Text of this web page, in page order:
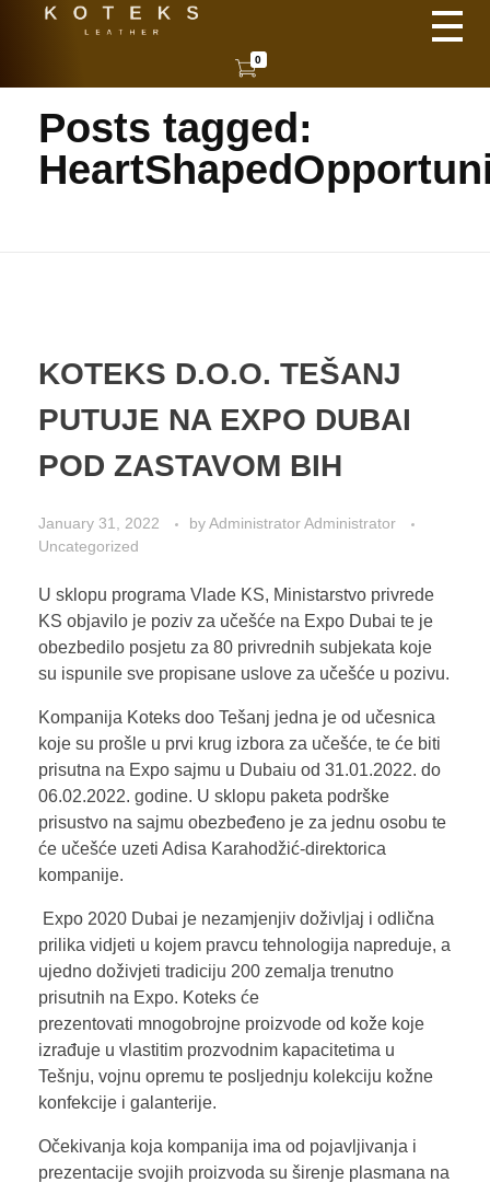
0
HeartShapedOpportunity
Posts tagged:
KOTEKS D.O.O. TEŠANJ
PUTUJE NA EXPO DUBAI
POD ZASTAVOM BIH
January 31, 2022 byAdministrator Administrator
Uncategorized
U sklopu programa Vlade KS, Ministarstvo privrede
KS objavilo je poziv za učešće na Expo Dubai te je
obezbedilo posjetu za 80 privrednih subjekata koje
su ispunile sve propisane uslove za učešće u pozivu.
Kompanija Koteks doo Tešanj jedna je od učesnica
koje su prošle u prvi krug izbora za učešće, te će biti
prisutna na Expo sajmu u Dubaiu od 31.01.2022. do
06.02.2022. godine. U sklopu paketa podrške
prisustvo na sajmu obezbeđeno je za jednu osobu te
će učešće uzeti Adisa Karahodžić-direktorica
kompanije.
Expo 2020 Dubai je nezamjenjiv doživljaj i odlična
prilika vidjeti u kojem pravcu tehnologija napreduje, a
ujedno doživjeti tradiciju 200 zemalja trenutno
prisutnih na Expo. Koteks će
prezentovati mnogobrojne proizvode od kože koje
izrađuje u vlastitim prozvodnim kapacitetima u
Tešnju, vojnu opremu te posljednju kolekciju kožne
konfekcije i galanterije.
Očekivanja koja kompanija ima od pojavljivanja i
prezentacije svojih proizvoda su širenje plasmana na